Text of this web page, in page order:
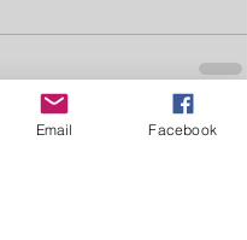
Ver tudo
Email Facebook